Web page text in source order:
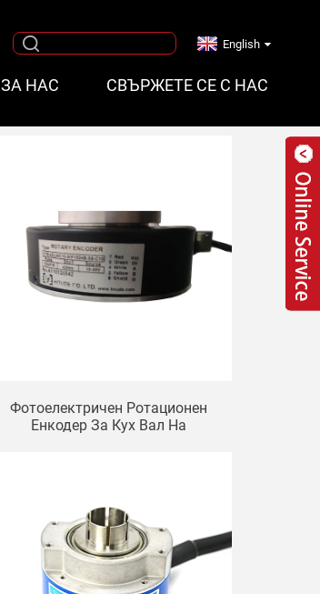
ЗА НАС СВЪРЖЕТЕ СЕ С НАС
English
Фотоелектричен Ротационен
Енкодер За Кух Вал На